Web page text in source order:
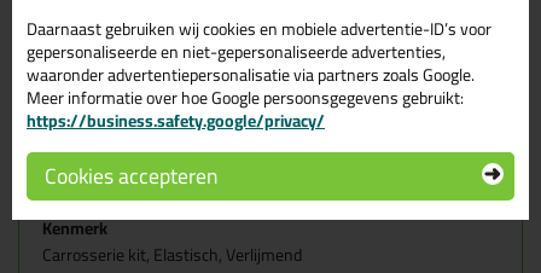
Niet-corrosief
Reukarm
Hecht goed op een groot aantal verschillende soorten
ondergronden
Eigenschappen Sikaflex 221 300ml
Verpakkingstype
Koker
Kenmerk
Carrosserie kit, Elastisch, Verlijmend
Daarnaast gebruiken wij cookies en mobiele advertentie-ID’s voor
gepersonaliseerde en niet-gepersonaliseerde advertenties,
waaronder advertentiepersonalisatie via partners zoals Google.
Meer informatie over hoe Google persoonsgegevens gebruikt:
https://business.safety.google/privacy/
Cookies accepteren